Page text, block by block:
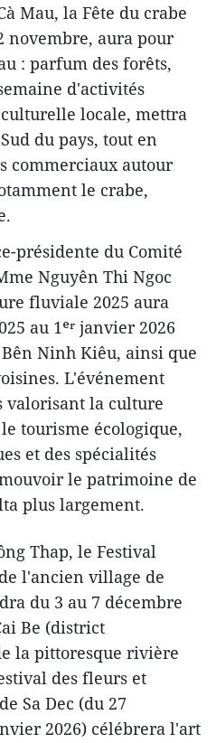
Mau, la Fête du crabe
novembre, aura pour
: parfum des forêts,
d'activités
locale, mettra
du pays, tout en
commerciaux autour
le crabe,
présidente du Comité
Nguyên Thi Ngoc
fluviale 2025 aura
au 1ᵉʳ janvier 2026
Ninh Kiêu, ainsi que
L'événement
valorisant la culture
tourisme écologique,
et des spécialités
le patrimoine de
plus largement.
Thap, le Festival
l'ancien village de
du 3 au 7 décembre
Be (district
la pittoresque rivière
des fleurs et
Sa Dec (du 27
2026) célébrera l'art